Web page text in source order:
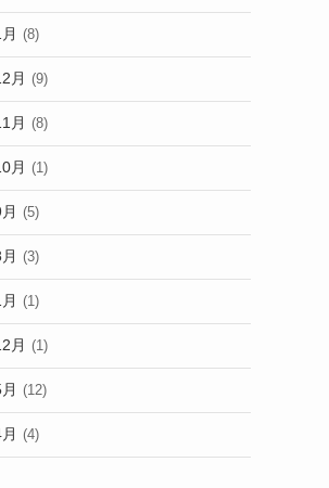
(8)
月 (9)
月 (8)
月 (1)
(5)
(3)
(1)
月 (1)
(12)
(4)